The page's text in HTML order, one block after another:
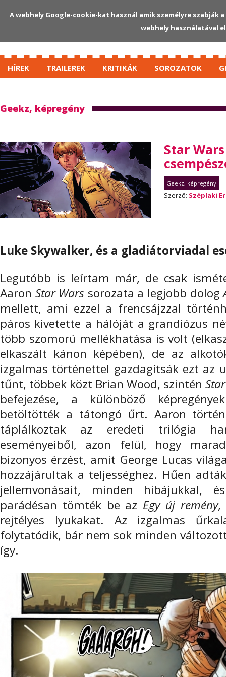
HÍREK TRAILEREK KRITIKÁK SOROZATOK
Geekz, képregény
Star
Geekz, képregény
Szerző: Széplaki
Luke Skywalker, és a gladiátorviadal
Legutóbb is leírtam már, de csak
Aaron Star Wars sorozata a legjobb dolog
mellett, ami ezzel a frencsájzzal
páros kivetette a hálóját a grandiózus
több szomorú mellékhatása is volt
elkaszált kánon képében), de az
izgalmas történettel gazdagítsák ezt az
tűnt, többek közt Brian Wood, szintén
befejezése, a különböző
betöltötték a tátongó űrt. Aaron
táplálkoztak az eredeti trilógia
eseményeiből, azon felül, hogy
bizonyos érzést, amit George Lucas
hozzájárultak a teljességhez. Hűen
jellemvonásait, minden hibájukkal,
parádésan tömték be az Egy új remény,
rejtélyes lyukakat. Az izgalmas
folytatódik, bár nem sok minden
így.
A webhely Google-cookie-kat használ amik személyre
webhely használatával